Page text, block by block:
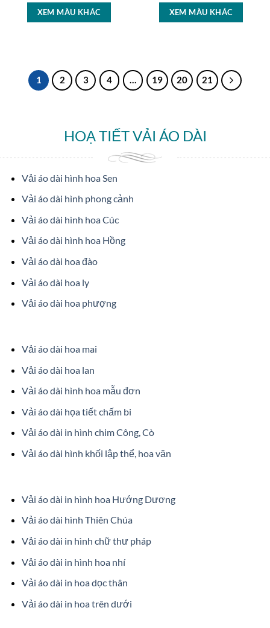
XEM MÀU KHÁC XEM MÀU KHÁC
1 2 3 4 … 19 20 21
HOẠ TIẾT VẢI ÁO DÀI
Vải áo dài hình hoa Sen
Vải áo dài hình phong cảnh
Vải áo dài hình hoa Cúc
Vải áo dài hình hoa Hồng
Vải áo dài hoa đào
Vải áo dài hoa ly
Vải áo dài hoa phượng
Vải áo dài hoa mai
Vải áo dài hoa lan
Vải áo dài hình hoa mẫu đơn
Vải áo dài họa tiết chấm bi
Vải áo dài in hình chim Công, Cò
Vải áo dài hình khối lập thể, hoa văn
Vải áo dài in hình hoa Hướng Dương
Vải áo dài hình Thiên Chúa
Vải áo dài in hình chữ thư pháp
Vải áo dài in hình hoa nhí
Vải áo dài in hoa dọc thân
Vải áo dài in hoa trên dưới